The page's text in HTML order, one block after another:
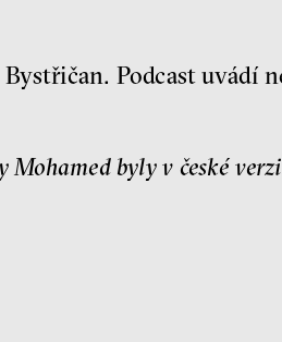
Podcast uvádí
byly v české